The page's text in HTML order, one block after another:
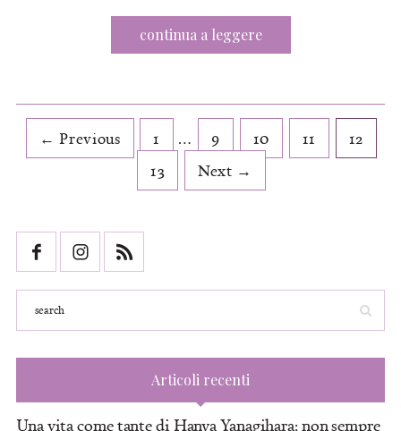
continua a leggere
← Previous 1 … 9 10 11
12
13
Next →
Articoli recenti
Una vita come tante di Hanya Yanagihara: non sempre